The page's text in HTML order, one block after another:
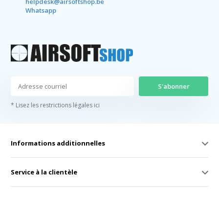
Whatsapp
S'abonner
* Lisez les restrictions légales ici
Informations additionnelles
Service à la clientèle